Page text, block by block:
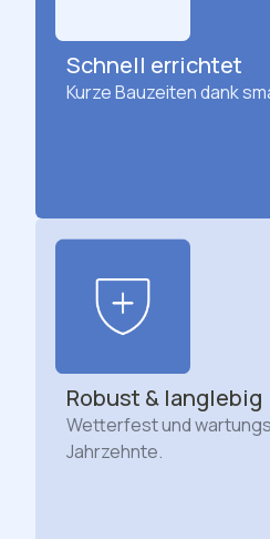
Schnell errichtet
Kurze Bauzeiten dank
Robust & langlebig
Wetterfest und
Jahrzehnte.